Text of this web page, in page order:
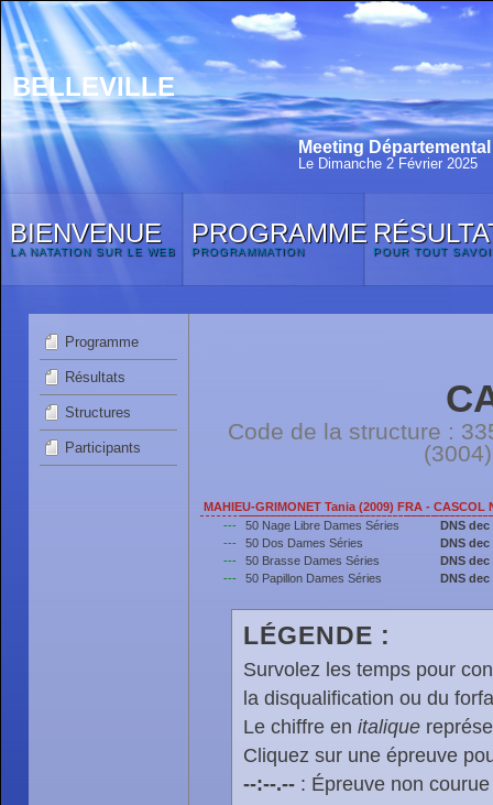
BELLEVILLE
Meeting
Le Dimanche 2 Février 2025
BIENVENUE
LA NATATION SUR LE WEB
PROGRAMME
PROGRAMMATION POUR TOUT
Programme
Résultats
Structures
Participants
Code de la structure :
MAHIEU-GRIMONET Tania (2009) FRA - CASCOL
---
50 Nage Libre Dames Séries
DNS dec
---
50 Dos Dames Séries
DNS dec
---
50 Brasse Dames Séries
DNS dec
---
50 Papillon Dames Séries DNS dec
LÉGENDE :
Survolez les temps pour
la disqualification ou du
Le chiffre en italique
Cliquez sur une épreuve
--:--.--: Épreuve non